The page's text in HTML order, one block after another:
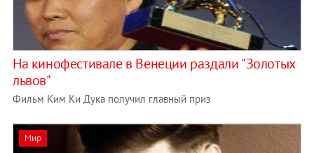
На кинофестивале в Венеции раздали "Золотых
львов"
Фильм Ким Ки Дука получил главный приз
Мир